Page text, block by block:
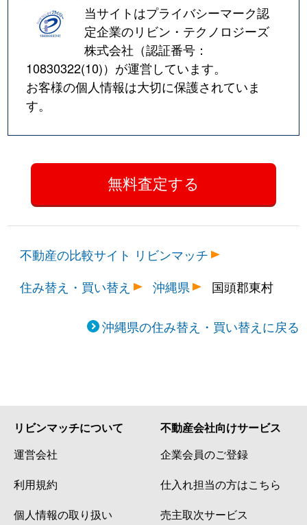
当サイトはプライバシーマーク認
定企業のリビン・テクノロジーズ
株式会社（認証番号：
10830322(10)）が運営しています。
お客様の個人情報は大切に保護されていま
す。
不動産の比較サイト リビンマッチ
住み替え・買い替え
沖縄県 国頭郡東村
沖縄県の住み替え・買い替えに戻る
リビンマッチについて
運営会社
利用規約
個人情報の取り扱い
不動産会社向けサービス
企業会員のご登録
仕入れ担当の方はこちら
売主取次サービス